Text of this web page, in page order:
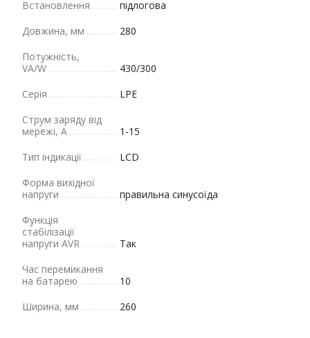
Встановлення
підлогова
Довжина, мм
280
Потужність,
VA/W
430/300
Серія
LPE
Струм заряду від
мережі, A
1-15
Тип індикації
LCD
Форма вихідної
напруги
правильна синусоїда
Функція
стабілізації
напруги AVR
Так
Час перемикання
на батарею
10
Ширина, мм
260